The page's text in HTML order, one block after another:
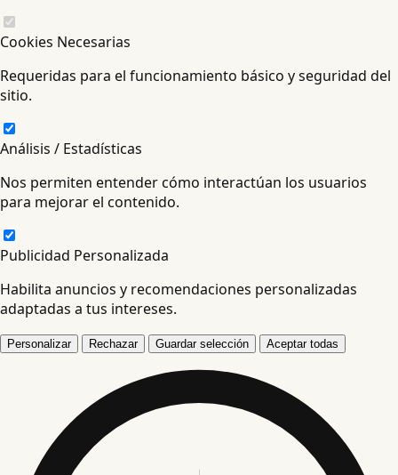
Cookies Necesarias
Requeridas para el funcionamiento básico y seguridad del
sitio.
Análisis / Estadísticas
Nos permiten entender cómo interactúan los usuarios
para mejorar el contenido.
Publicidad Personalizada
Habilita anuncios y recomendaciones personalizadas
adaptadas a tus intereses.
Personalizar Rechazar Guardar selección Aceptar todas